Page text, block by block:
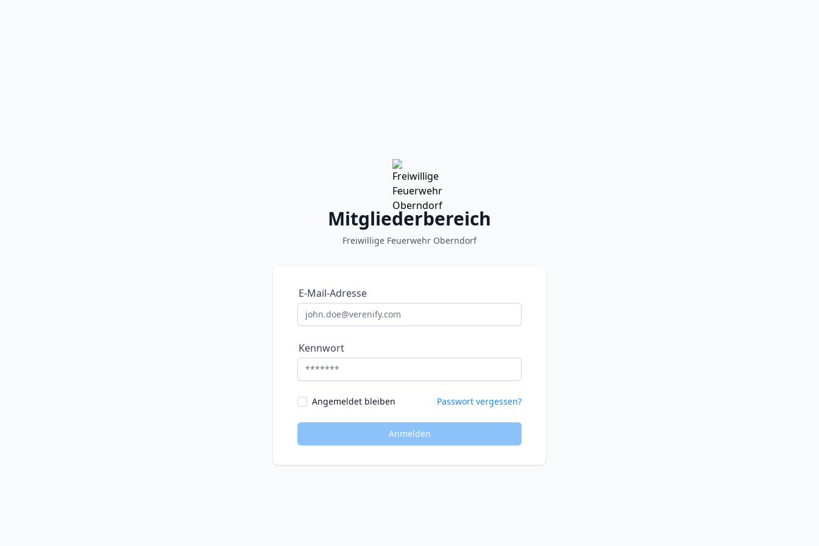
Mitgliederbereich
Freiwillige Feuerwehr Oberndorf
E-Mail-Adresse
Kennwort
Angemeldet bleiben Passwort vergessen?
Anmelden